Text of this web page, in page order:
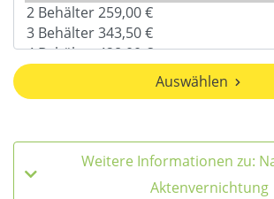
Auswählen
Weitere Informationen zu:
Aktenvernichtung